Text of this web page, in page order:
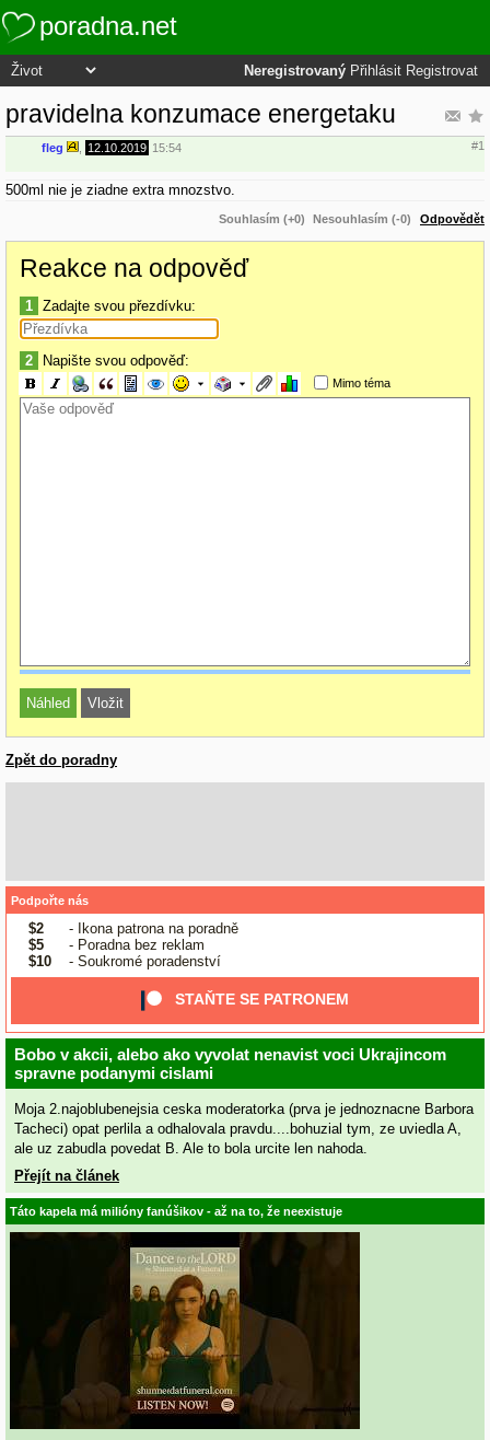
poradna.net
Neregistrovaný Přihlásit Registrovat
pravidelna konzumace energetaku
fleg 12.10.2019 15:54 #1
500ml nie je ziadne extra mnozstvo.
Souhlasím (+0) Nesouhlasím (-0) Odpovědět
Reakce na odpověď
1 Zadajte svou přezdívku:
2 Napište svou odpověď:
Mimo téma
Zpět do poradny
Podpořte nás
$2
- Ikona patrona na poradně
$5
- Poradna bez reklam
$10
- Soukromé poradenství
STAŇTE SE PATRONEM
Bobo v akcii, alebo ako vyvolat nenavist voci Ukrajincom
spravne podanymi cislami
Moja 2.najoblubenejsia ceska moderatorka (prva je jednoznacne Barbora
Tacheci) opat perlila a odhalovala pravdu....bohuzial tym, ze uviedla A,
ale uz zabudla povedat B. Ale to bola urcite len nahoda.
Přejít na článek
Táto kapela má milióny fanúšikov - až na to, že neexistuje